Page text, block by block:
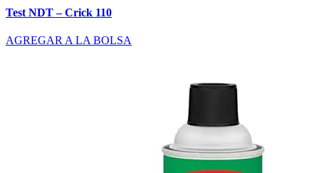
Test NDT – Crick 110
AGREGAR A LA BOLSA